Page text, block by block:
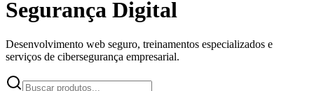
Segurança Digital
Desenvolvimento web seguro, treinamentos especializados e
serviços de cibersegurança empresarial.